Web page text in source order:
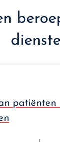
patiënten